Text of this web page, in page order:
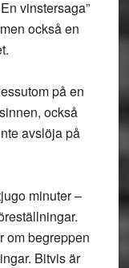
vinstersaga”
också en
på en
också
avslöja på
minuter –
om begreppen
Bitvis är